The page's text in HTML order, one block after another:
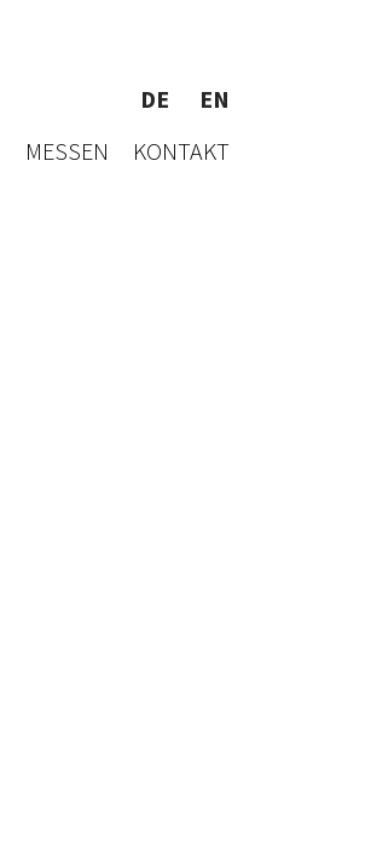
DE
EN
MESSEN KONTAKT